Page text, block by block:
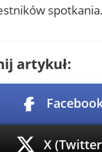
spotkania.
artykuł:
X